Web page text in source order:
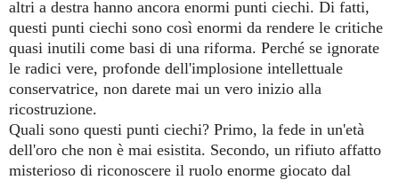
altri a destra hanno ancora enormi punti ciechi. Di fatti,
questi punti ciechi sono così enormi da rendere le critiche
quasi inutili come basi di una riforma. Perché se ignorate
le radici vere, profonde dell'implosione intellettuale
conservatrice, non darete mai un vero inizio alla
ricostruzione.
Quali sono questi punti ciechi? Primo, la fede in un'età
dell'oro che non è mai esistita. Secondo, un rifiuto affatto
misterioso di riconoscere il ruolo enorme giocato dal